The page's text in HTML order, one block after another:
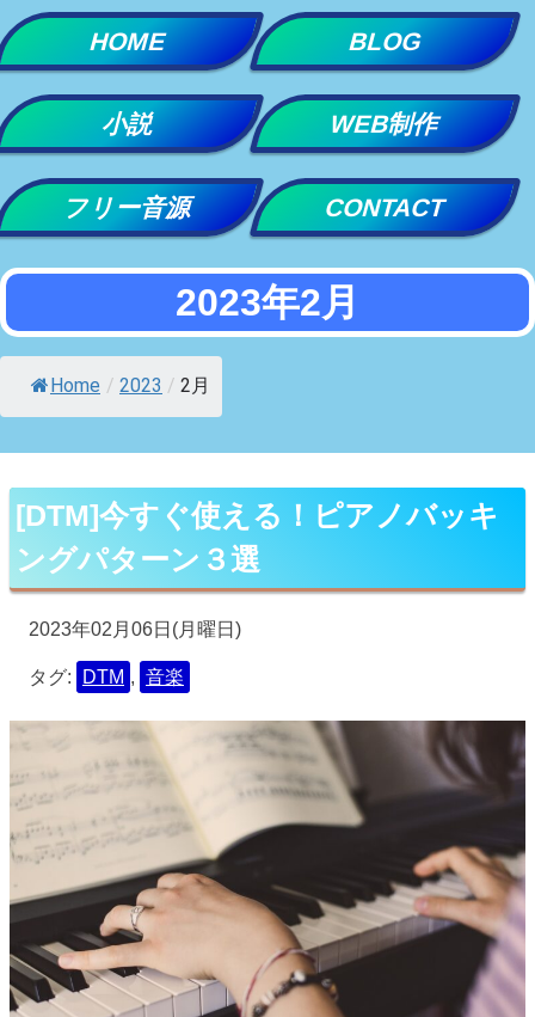
Skip
to
content
HOME BLOG
小説 WEB制作
フリー音源 CONTACT
2023年2月
Home / 2023 / 2月
[DTM]今すぐ使える！ピアノバッキ
ングパターン３選
2023年02月06日(月曜日)
タグ: DTM , 音楽